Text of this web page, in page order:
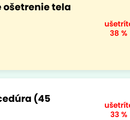
ošetrenie tela
38 %
(45
33 %